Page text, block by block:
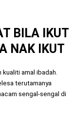
BILA IKUT
NAK IKUT
amal ibadah.
terutamanya
sengal-sengal di